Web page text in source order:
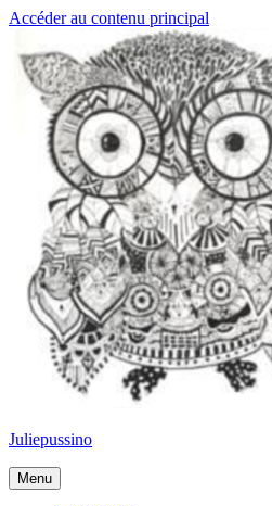
Accéder au contenu principal
Juliepussino
Menu